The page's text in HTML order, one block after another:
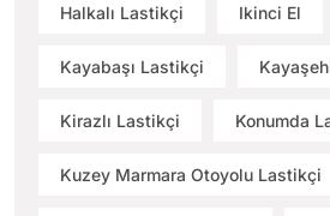
Halkalı Lastikçi Ikinci El
Kayabaşı Lastikçi
Kirazlı Lastikçi Konumda
Kuzey Marmara Otoyolu Lastikçi